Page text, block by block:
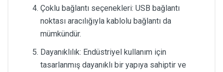
Çoklu bağlantı seçenekleri: USB bağlantı
noktası aracılığıyla kablolu bağlantı da
mümkündür.
Dayanıklılık: Endüstriyel kullanım için
tasarlanmış dayanıklı bir yapıya sahiptir ve